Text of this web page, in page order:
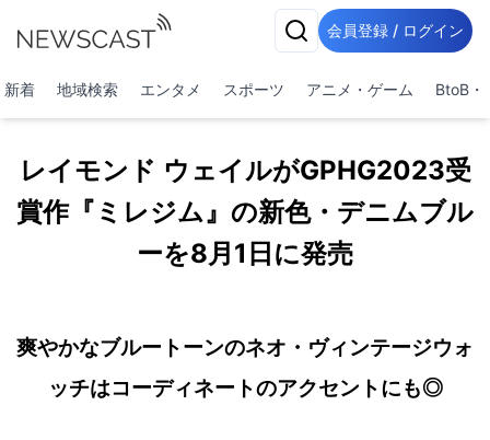
会員登録 / ログイン
新着 地域検索 エンタメ スポーツ アニメ・ゲーム BtoB・
レイモンド ウェイルがGPHG2023受
賞作『ミレジム』の新色・デニムブル
ーを8月1日に発売
爽やかなブルートーンのネオ・ヴィンテージウォ
ッチはコーディネートのアクセントにも◎